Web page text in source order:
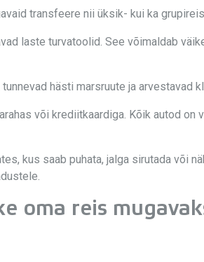
transfeere nii üksik- kui ka
laste turvatoolid. See võimaldab
hästi marsruute ja arvestavad
või krediitkaardiga. Kõik autod
kus saab puhata, jalga sirutada või
oma reis